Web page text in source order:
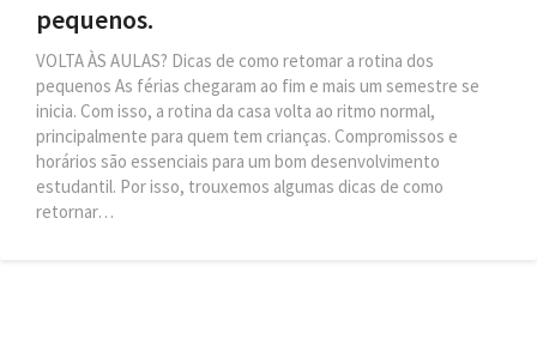
pequenos.
VOLTA ÀS AULAS? Dicas de como retomar a rotina dos
pequenos As férias chegaram ao fim e mais um semestre se
inicia. Com isso, a rotina da casa volta ao ritmo normal,
principalmente para quem tem crianças. Compromissos e
horários são essenciais para um bom desenvolvimento
estudantil. Por isso, trouxemos algumas dicas de como
retornar…